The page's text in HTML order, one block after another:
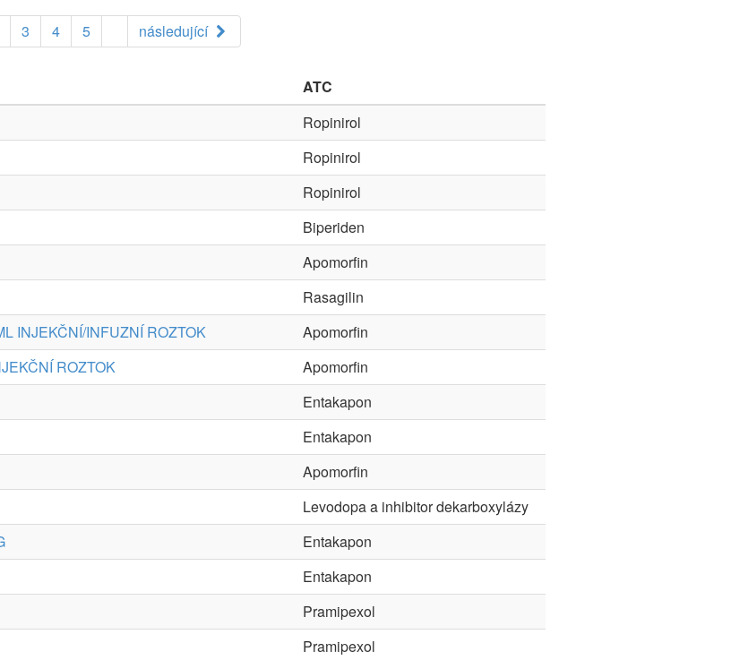
3 4 5 následující
ATC
Ropinirol
Ropinirol
Ropinirol
Biperiden
Apomorfin
Rasagilin
INJEKČNÍ/INFUZNÍ ROZTOK
Apomorfin
ROZTOK
Apomorfin
Entakapon
Entakapon
Apomorfin
Levodopa a inhibitor dekarboxylázy
Entakapon
Entakapon
Pramipexol
Pramipexol